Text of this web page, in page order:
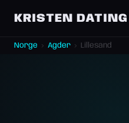
KRISTEN DATING
Norge › Agder › Lillesand